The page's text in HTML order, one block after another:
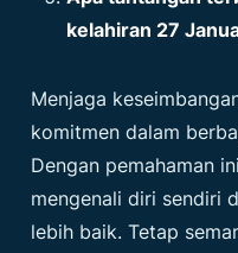
kelahiran 27
Menjaga
komitmen dalam
Dengan pemahaman
mengenali diri sendiri
lebih baik. Tetap